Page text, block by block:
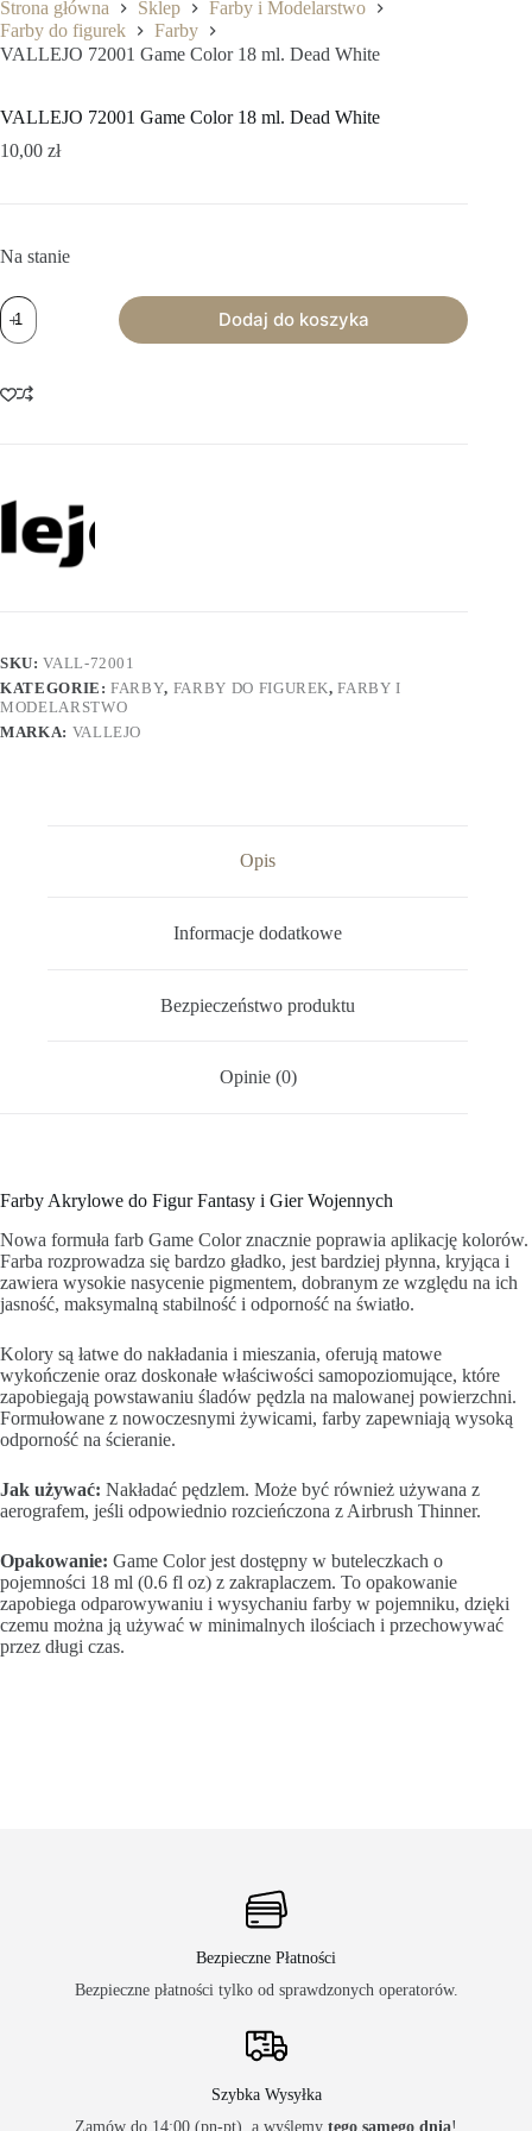
Strona główna Sklep
Farby i Modelarstwo
Farby do figurek
Farby
VALLEJO 72001 Game Color 18 ml. Dead White
VALLEJO 72001 Game Color 18 ml. Dead White
10,00 zł
Na stanie
ilość
VALLEJO
72001
Color
18
Dodaj do koszyka
SKU:VALL-72001
KATEGORIE:FARBY, FARBY DO FIGUREK,FARBY I
MODELARSTWO
MARKA: VALLEJO
Opis
Informacje dodatkowe
Bezpieczeństwo produktu
Opinie (0)
Farby Akrylowe do Figur Fantasy i Gier Wojennych
Nowa formuła farb Game Color znacznie poprawia aplikację kolorów.
Farba rozprowadza się bardzo gładko, jest bardziej płynna, kryjąca i
zawiera wysokie nasycenie pigmentem, dobranym ze względu na ich
jasność, maksymalną stabilność i odporność na światło.
Kolory są łatwe do nakładania i mieszania, oferują matowe
wykończenie oraz doskonałe właściwości samopoziomujące, które
zapobiegają powstawaniu śladów pędzla na malowanej powierzchni.
Formułowane z nowoczesnymi żywicami, farby zapewniają wysoką
odporność na ścieranie.
Jak używać: Nakładać pędzlem. Może być również używana z
aerografem, jeśli odpowiednio rozcieńczona z Airbrush Thinner.
Opakowanie: Game Color jest dostępny w buteleczkach o
pojemności 18 ml (0.6 fl oz) z zakraplaczem. To opakowanie
zapobiega odparowywaniu i wysychaniu farby w pojemniku, dzięki
czemu można ją używać w minimalnych ilościach i przechowywać
przez długi czas.
Bezpieczne Płatności
Bezpieczne płatności tylko od sprawdzonych operatorów.
Szybka Wysyłka
Zamów do 14:00 (pn-pt), a wyślemy tego samego dnia!